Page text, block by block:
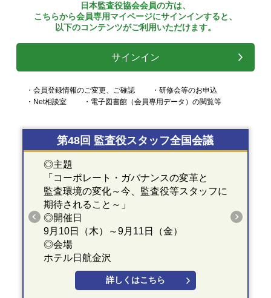
日本監査役協会会員の方は、
こちらから会員専用マイページにサインインすると、
以下のコンテンツがご利用いただけます。
サインイン
・会員登録情報のご変更、ご確認
・研修会等のお申込
・Net相談室
・電子図書館（会員専用データ）の閲覧等
第48回 監査役スタッフ全国会議
◎主題
「コーポレート・ガバナンスの変革と
監査環境の変化～今、監査役等スタッフに
期待されること～」
◎開催日
9月10日（木）～9月11日（金）
◎会場
ホテル日航金沢
詳しくはこちら